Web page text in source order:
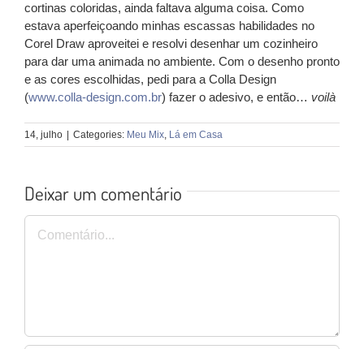
cortinas coloridas, ainda faltava alguma coisa. Como
estava aperfeiçoando minhas escassas habilidades no
Corel Draw aproveitei e resolvi desenhar um cozinheiro
para dar uma animada no ambiente. Com o desenho pronto
e as cores escolhidas, pedi para a Colla Design
(www.colla-design.com.br) fazer o adesivo, e então… voilà
14, julho Categories: Meu Mix, Lá em Casa
Deixar um comentário
Comentário